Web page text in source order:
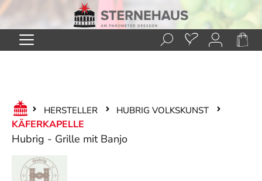
Zum Hauptinhalt springen
HERSTELLER HUBRIG VOLKSKUNST
KÄFERKAPELLE
Hubrig - Grille mit Banjo